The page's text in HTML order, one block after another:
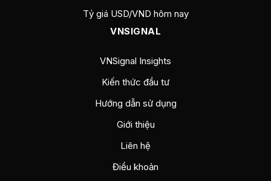
Tỷ giá USD/VND hôm nay
VNSIGNAL
VNSignal Insights
Kiến thức đầu tư
Hướng dẫn sử dụng
Giới thiệu
Liên hệ
Điều khoản